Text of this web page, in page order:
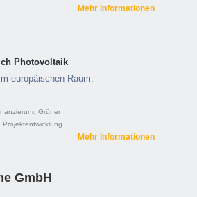
Mehr Informationen
Photovoltaik
europäischen Raum.
Grüner
Projektentwicklung
Mehr Informationen
GmbH